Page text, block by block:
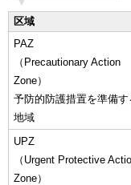
区域
PAZ
（Precautionary Action
Zone）
予防的防護措置を準備す
地域
UPZ
（Urgent Protective
Zone）